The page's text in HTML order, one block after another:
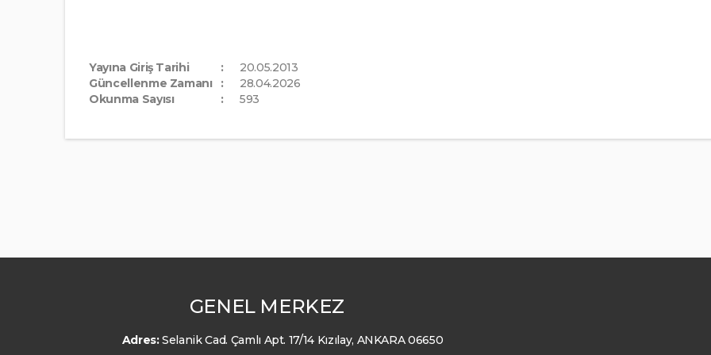
Yayına Giriş Tarihi
20.05.2013
Güncellenme Zamanı
28.04.2026
Okunma Sayısı
593
GENEL MERKEZ
Adres:Selanik Cad. Çamlı Apt. 17/14 Kızılay, ANKARA 06650